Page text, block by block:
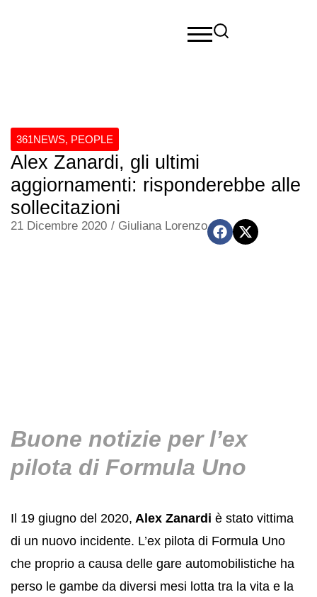
361NEWS, PEOPLE
Alex Zanardi, gli ultimi
aggiornamenti: risponderebbe alle
sollecitazioni
21 Dicembre 2020 / Giuliana Lorenzo
Buone notizie per l’ex
pilota di Formula Uno
Il 19 giugno del 2020, Alex Zanardi è stato vittima
di un nuovo incidente. L’ex pilota di Formula Uno
che proprio a causa delle gare automobilistiche ha
perso le gambe da diversi mesi lotta tra la vita e la